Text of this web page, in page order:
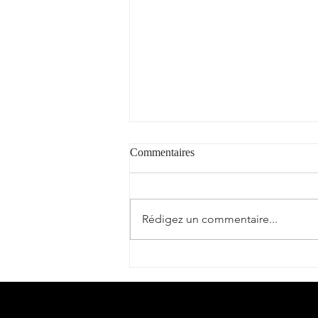
"Cantèra"
Commentaires
Rédigez un commentaire...